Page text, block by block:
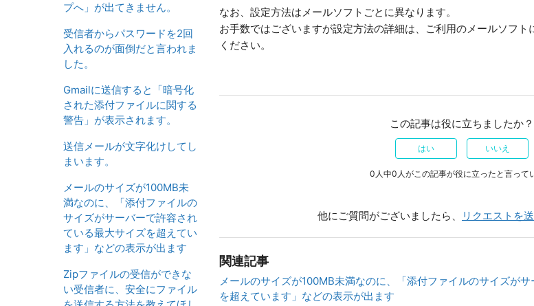
プへ」が出てきません。
受信者からパスワードを2回
入れるのが面倒だと言われま
した。
Gmailに送信すると「暗号化
された添付ファイルに関する
警告」が表示されます。
送信メールが文字化けしてし
まいます。
メールのサイズが100MB未
満なのに、「添付ファイルの
サイズがサーバーで許容され
ている最大サイズを超えてい
ます」などの表示が出ます
Zipファイルの受信ができな
い受信者に、安全にファイル
なお、設定方法はメールソフトごとに異なります。
お手数ではございますが設定方法の詳細は、ご利用のメールソフ
ください。
この記事は役に立ちましたか？
はい いいえ
0人中0人がこの記事が役に立ったと言って
他にご質問がございましたら、 リクエストを
関連記事
メールのサイズが100MB未満なのに、「添付ファイルのサイズが
を超えています」などの表示が出ます